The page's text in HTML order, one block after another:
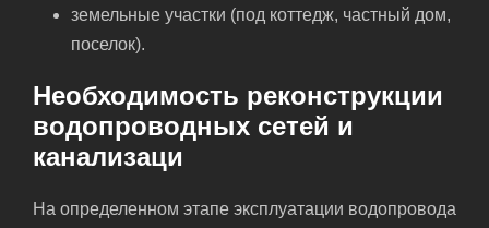
земельные участки (под коттедж, частный дом,
поселок).
Необходимость реконструкции
водопроводных сетей и
канализаци
На определенном этапе эксплуатации водопровода